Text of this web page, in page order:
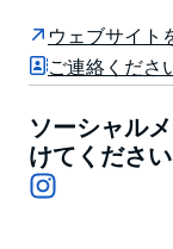
当社は、もう 1
る Anita Gelato
客や地元の人々
列ができる予約
業している数少
ウェブサイト
ご連絡くださ
ソーシャル
けてください